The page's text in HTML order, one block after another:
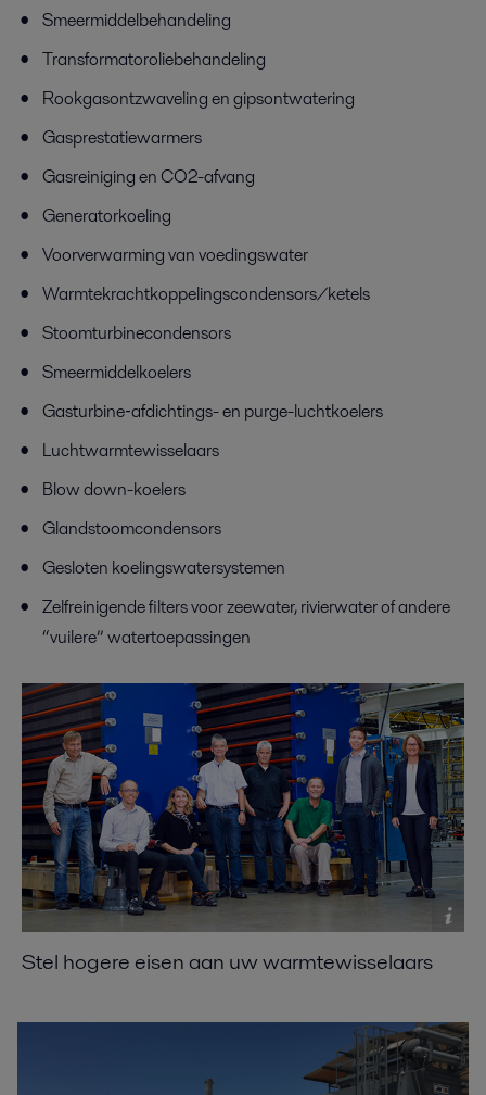
Smeermiddelbehandeling
Transformatoroliebehandeling
Rookgasontzwaveling en gipsontwatering
Gasprestatiewarmers
Gasreiniging en CO2-afvang
Generatorkoeling
Voorverwarming van voedingswater
Warmtekrachtkoppelingscondensors/ketels
Stoomturbinecondensors
Smeermiddelkoelers
Gas­turbine‑afdichtings- en purge-luchtkoelers
Luchtwarmtewisselaars
Blow down-koelers
Glandstoomcondensors
Gesloten koelingswatersystemen
Zelfreinigende filters voor zeewater, rivierwater of andere
“vuilere” watertoepassingen
Stel hogere eisen aan uw warmtewisselaars